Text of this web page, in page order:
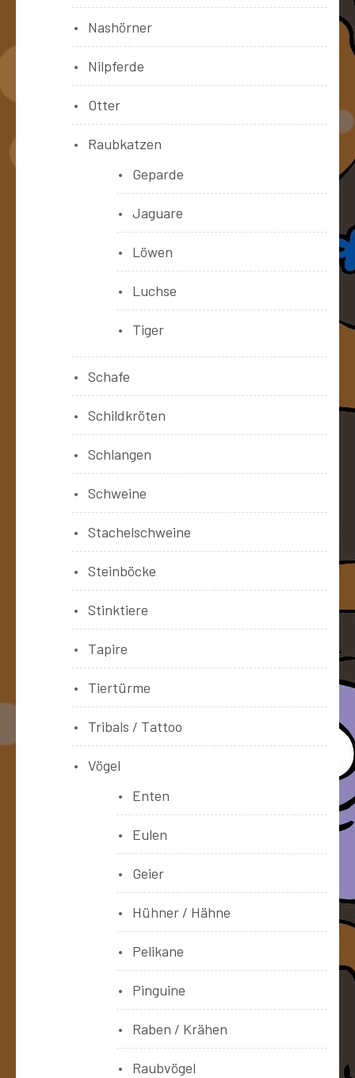
Nashörner
Nilpferde
Otter
Raubkatzen
Geparde
Jaguare
Löwen
Luchse
Tiger
Schafe
Schildkröten
Schlangen
Schweine
Stachelschweine
Steinböcke
Stinktiere
Tapire
Tiertürme
Tribals / Tattoo
Vögel
Enten
Eulen
Geier
Hühner / Hähne
Pelikane
Pinguine
Raben / Krähen
Raubvögel